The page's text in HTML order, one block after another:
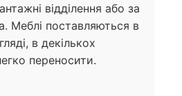
відділення або за
Меблі поставляються в
в декількох
переносити.